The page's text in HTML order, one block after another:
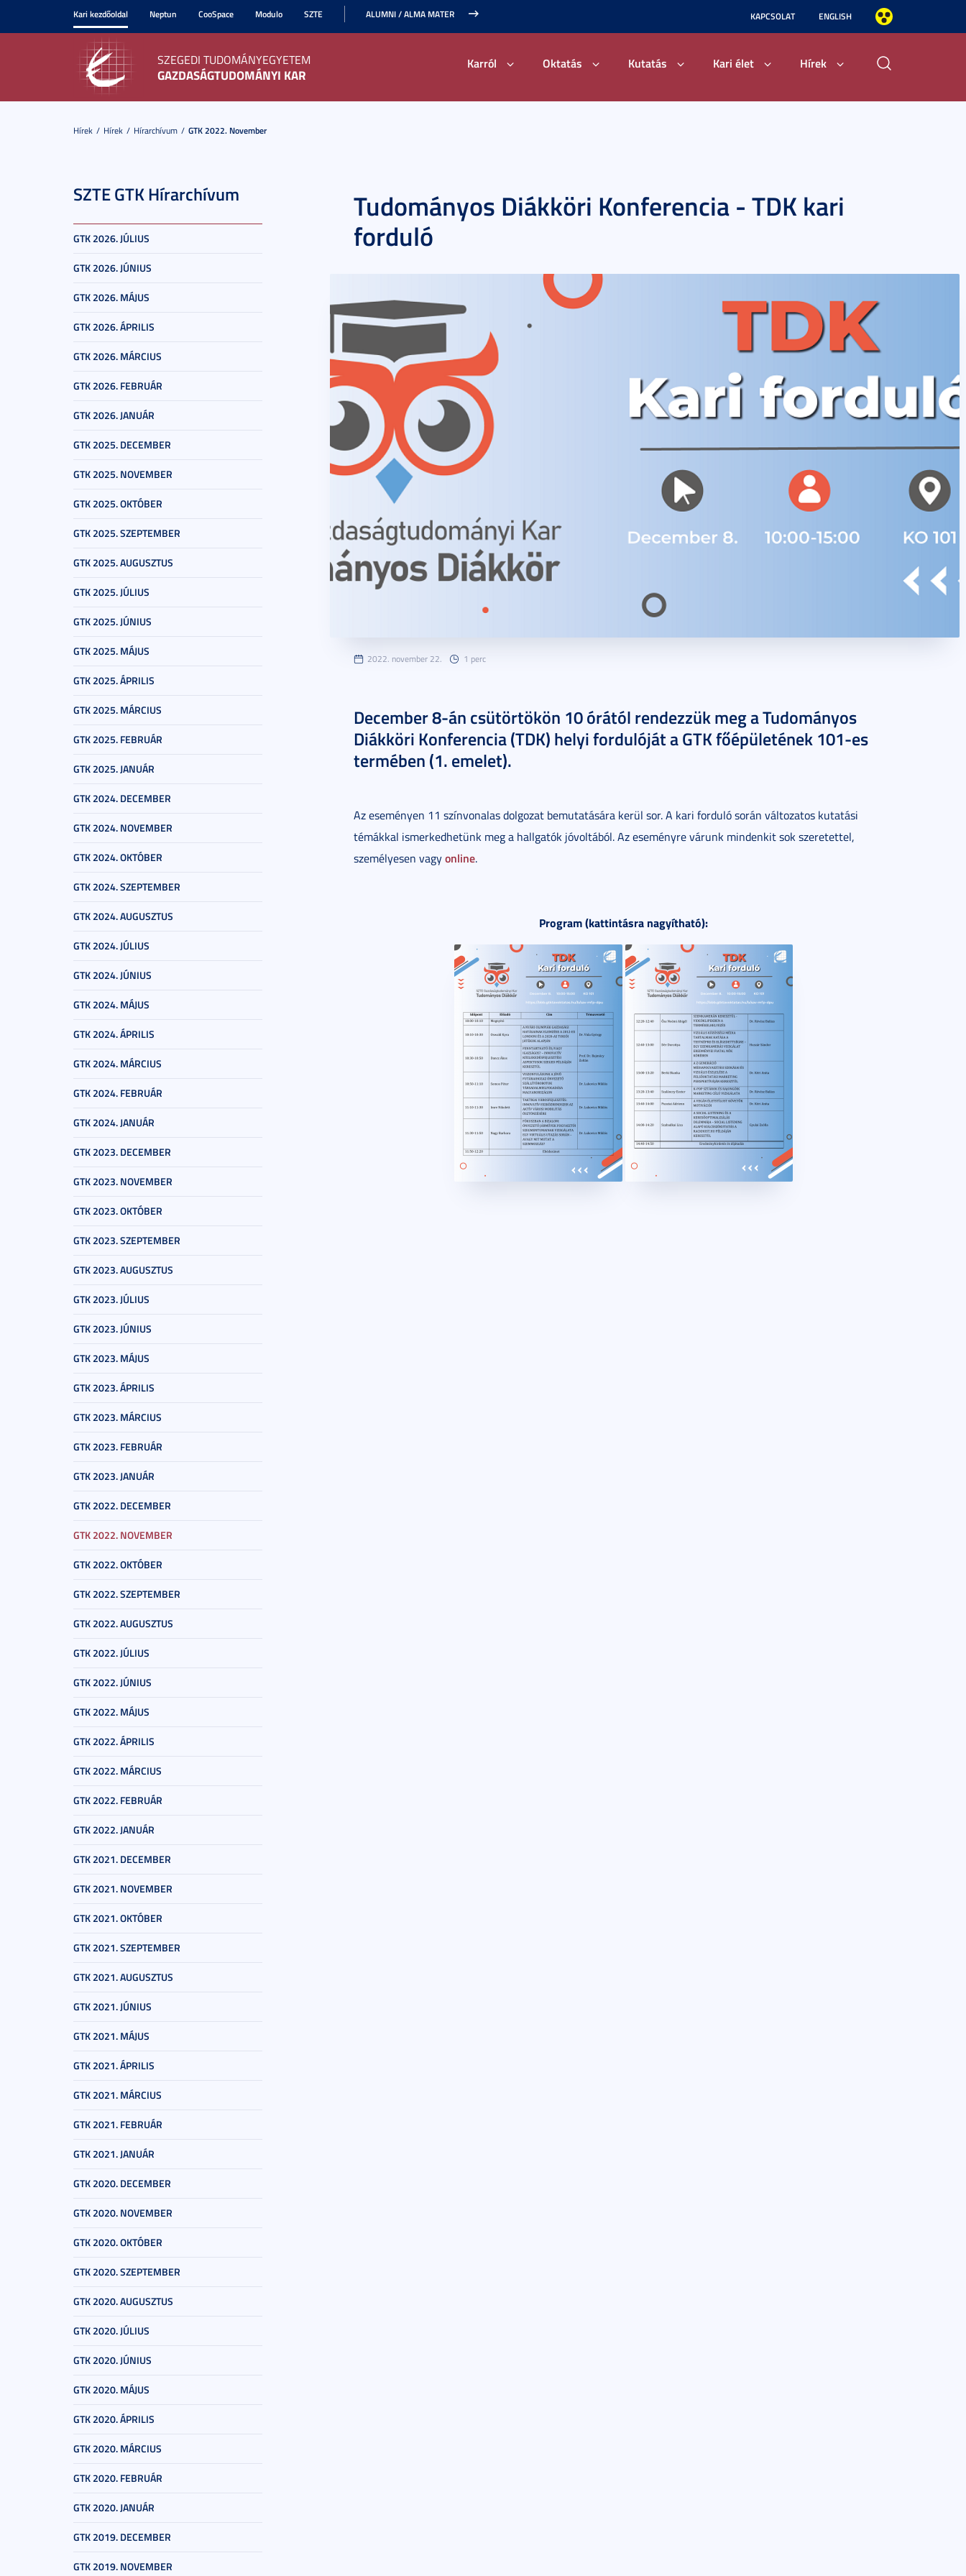
Kari kezdőoldal Neptun CooSpace Modulo SZTE ALUMNI / ALMA MATER KAPCSOLAT ENGLISH
SZEGEDI TUDOMÁNYEGYETEM
GAZDASÁGTUDOMÁNYI KAR
Karról Oktatás Kutatás Kari élet Hírek
Hírek Hírek Hírarchívum GTK 2022. November
SZTE GTK Hírarchívum
GTK 2026. JÚLIUS
GTK 2026. JÚNIUS
GTK 2026. MÁJUS
GTK 2026. ÁPRILIS
GTK 2026. MÁRCIUS
GTK 2026. FEBRUÁR
GTK 2026. JANUÁR
GTK 2025. DECEMBER
GTK 2025. NOVEMBER
GTK 2025. OKTÓBER
GTK 2025. SZEPTEMBER
GTK 2025. AUGUSZTUS
GTK 2025. JÚLIUS
GTK 2025. JÚNIUS
GTK 2025. MÁJUS
GTK 2025. ÁPRILIS
GTK 2025. MÁRCIUS
GTK 2025. FEBRUÁR
GTK 2025. JANUÁR
GTK 2024. DECEMBER
GTK 2024. NOVEMBER
GTK 2024. OKTÓBER
GTK 2024. SZEPTEMBER
GTK 2024. AUGUSZTUS
GTK 2024. JÚLIUS
GTK 2024. JÚNIUS
GTK 2024. MÁJUS
GTK 2024. ÁPRILIS
GTK 2024. MÁRCIUS
GTK 2024. FEBRUÁR
GTK 2024. JANUÁR
GTK 2023. DECEMBER
GTK 2023. NOVEMBER
GTK 2023. OKTÓBER
GTK 2023. SZEPTEMBER
GTK 2023. AUGUSZTUS
GTK 2023. JÚLIUS
GTK 2023. JÚNIUS
GTK 2023. MÁJUS
GTK 2023. ÁPRILIS
GTK 2023. MÁRCIUS
GTK 2023. FEBRUÁR
GTK 2023. JANUÁR
GTK 2022. DECEMBER
GTK 2022. NOVEMBER
GTK 2022. OKTÓBER
GTK 2022. SZEPTEMBER
GTK 2022. AUGUSZTUS
GTK 2022. JÚLIUS
GTK 2022. JÚNIUS
GTK 2022. MÁJUS
GTK 2022. ÁPRILIS
GTK 2022. MÁRCIUS
GTK 2022. FEBRUÁR
GTK 2022. JANUÁR
GTK 2021. DECEMBER
GTK 2021. NOVEMBER
GTK 2021. OKTÓBER
GTK 2021. SZEPTEMBER
GTK 2021. AUGUSZTUS
GTK 2021. JÚNIUS
GTK 2021. MÁJUS
GTK 2021. ÁPRILIS
GTK 2021. MÁRCIUS
GTK 2021. FEBRUÁR
GTK 2021. JANUÁR
GTK 2020. DECEMBER
GTK 2020. NOVEMBER
GTK 2020. OKTÓBER
GTK 2020. SZEPTEMBER
GTK 2020. AUGUSZTUS
GTK 2020. JÚLIUS
GTK 2020. JÚNIUS
GTK 2020. MÁJUS
GTK 2020. ÁPRILIS
GTK 2020. MÁRCIUS
GTK 2020. FEBRUÁR
GTK 2020. JANUÁR
GTK 2019. DECEMBER
GTK 2019. NOVEMBER
Tudományos Diákköri Konferencia - TDK kari
forduló
2022. november 22. 1 perc
December 8-án csütörtökön 10 órától rendezzük meg a Tudományos
Diákköri Konferencia (TDK) helyi fordulóját a GTK főépületének 101-es
termében (1. emelet).
Az eseményen 11 színvonalas dolgozat bemutatására kerül sor. A kari forduló során változatos kutatási
témákkal ismerkedhetünk meg a hallgatók jóvoltából. Az eseményre várunk mindenkit sok szeretettel,
személyesen vagyonline.
Program (kattintásra nagyítható):